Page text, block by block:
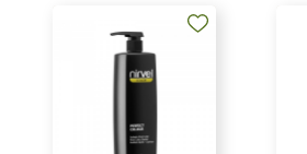
Домашняя
Профессиональная